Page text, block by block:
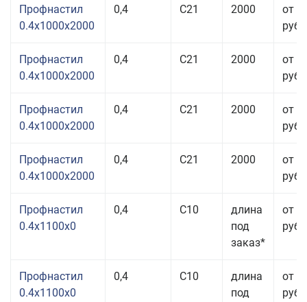
Профнастил
0.4x1000x2000
0,4 С21 2000
от
руб.
Профнастил
0.4x1000x2000
0,4 С21 2000
от
руб.
Профнастил
0.4x1000x2000
0,4 С21 2000
от
руб.
Профнастил
0.4x1000x2000
0,4 С21 2000
от
руб.
Профнастил
0.4x1100x0
0,4 С10
длина
под
заказ*
от
руб.
Профнастил
0.4x1100x0
0,4 С10
длина
под
от
руб.